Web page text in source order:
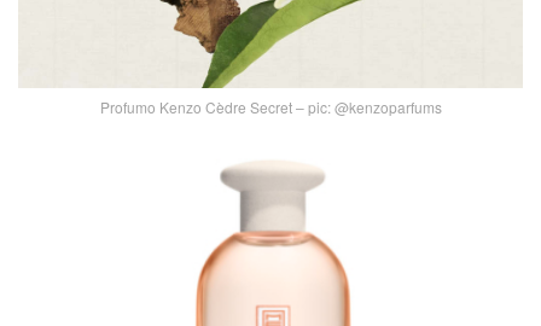
Profumo Kenzo Cèdre Secret – pic: @kenzoparfums